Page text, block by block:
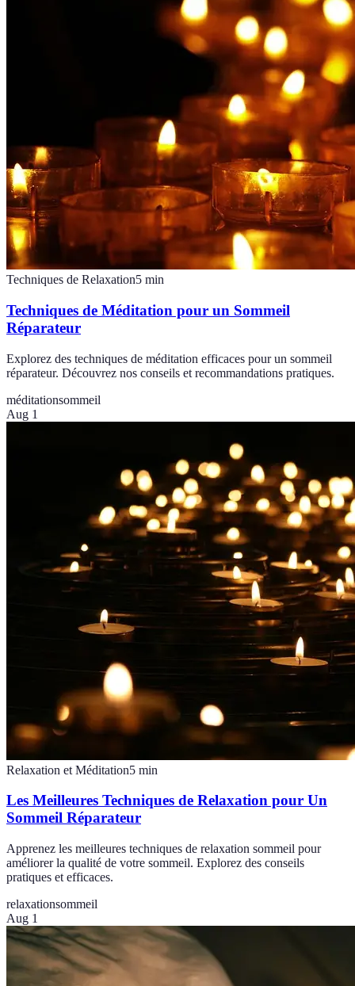
Techniques de Relaxation5 min
Techniques de Méditation pour un Sommeil
Réparateur
Explorez des techniques de méditation efficaces pour un sommeil
réparateur. Découvrez nos conseils et recommandations pratiques.
méditationsommeil
Aug 1
Relaxation et Méditation5 min
Les Meilleures Techniques de Relaxation pour Un
Sommeil Réparateur
Apprenez les meilleures techniques de relaxation sommeil pour
améliorer la qualité de votre sommeil. Explorez des conseils
pratiques et efficaces.
relaxationsommeil
Aug 1